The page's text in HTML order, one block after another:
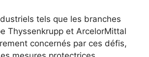
tels que les branches
Thyssenkrupp et ArcelorMittal
concernés par ces défis,